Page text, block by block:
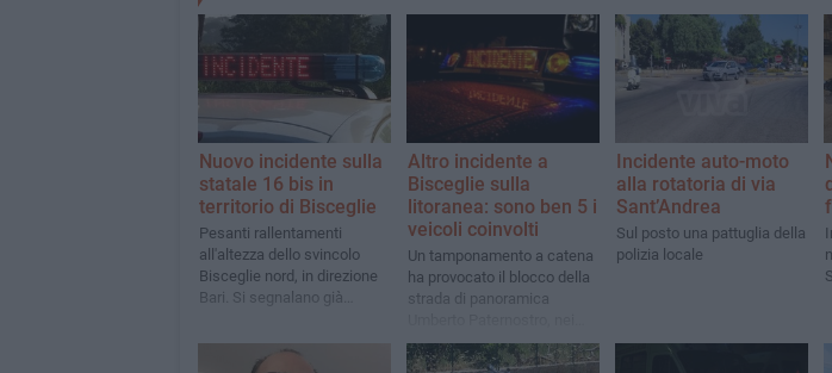
Nuovo incidente sulla
statale 16 bis in
territorio di Bisceglie
Pesanti rallentamenti
all'altezza dello svincolo
Bisceglie nord, in direzione
Bari. Si segnalano già
da Trani sud
Altro incidente a
Bisceglie sulla
litoranea: sono ben 5 i
veicoli coinvolti
Un tamponamento a catena
ha provocato il blocco della
strada di panoramica
pressi della spiaggia "la
Testa"
Incidente auto-moto
alla rotatoria di via
Sant’Andrea
Sul posto una pattuglia della
polizia locale